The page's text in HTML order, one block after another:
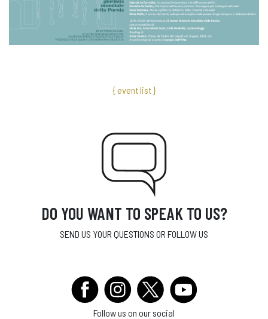
{ event list }
DO YOU WANT TO SPEAK TO US?
SEND US YOUR QUESTIONS OR FOLLOW US
Follow us on our social